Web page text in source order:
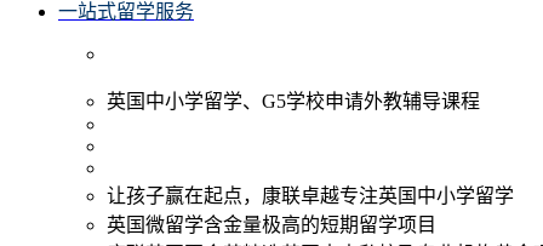
一站式留学服务
英国中小学留学、G5学校申请外教辅导课程
让孩子赢在起点，康联卓越专注英国中小学留学
英国微留学含金量极高的短期留学项目